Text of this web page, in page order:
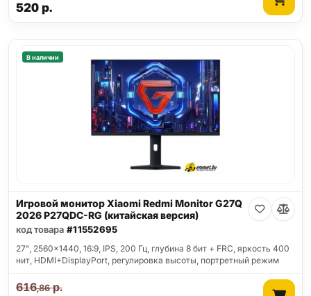
520р.
В наличии
Игровой монитор Xiaomi Redmi Monitor G27Q
2026 P27QDC-RG (китайская версия)
код товара #11552695
27", 2560x1440, 16:9, IPS, 200 Гц, глубина 8 бит + FRC, яркость 400
нит, HDMI+DisplayPort, регулировка высоты, портретный режим
616,86р.